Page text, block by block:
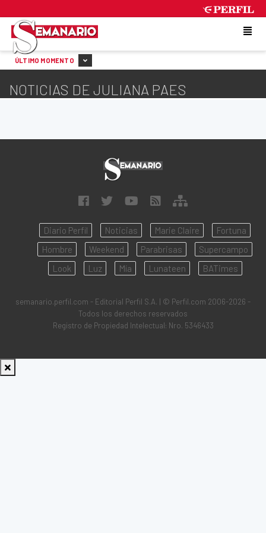
ÚLTIMO MOMENTO
NOTICIAS DE JULIANA PAES
Diario Perfil Noticias Marie Claire
Fortuna
Hombre
Weekend Parabrisas
Supercampo
Look
Luz Mía Lunateen BATimes
semanario.perfil.com - Editorial Perfil S.A. | © Perfil.com 2006-2026 -
Todos los derechos reservados
Registro de Propiedad Intelectual: Nro. 5346433